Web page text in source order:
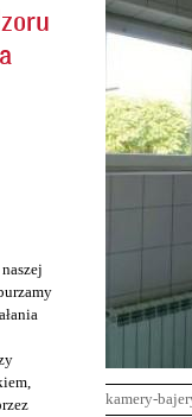
kamery-